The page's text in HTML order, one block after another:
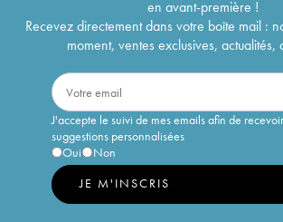
en avant-première !
Recevez directement dans votre boîte mail :
moment, ventes exclusives, actualités,
J'accepte le suivi de mes emails afin de
suggestions personnalisées
Oui
Non
JE M'INSCRIS